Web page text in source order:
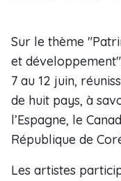
Sur le thème
et
7 au 12 juin,
de huit pays, à
l’Espagne, le
République de
Les artistes